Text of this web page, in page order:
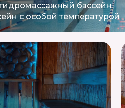
бассейн
с особой температурой